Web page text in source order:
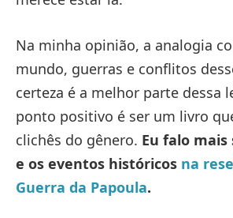
Na minha opinião, a analogia
mundo, guerras e conflitos
certeza é a melhor parte dessa
ponto positivo é ser um livro
clichês do gênero. Eu falo
e os eventos históricos na
Guerra da Papoula.